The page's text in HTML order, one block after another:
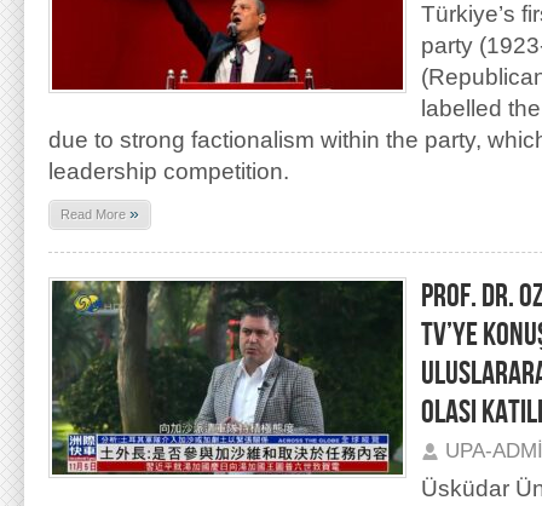
Türkiye’s
party
labelled
due to strong factionalism within the party,
leadership competition.
Read More »
PROF. DR.
TV’YE
OLASI
UPA-
Üsküdar